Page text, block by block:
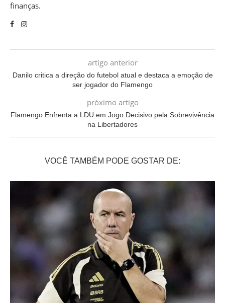
finanças.
artigo anterior
Danilo critica a direção do futebol atual e destaca a emoção de
ser jogador do Flamengo
próximo artigo
Flamengo Enfrenta a LDU em Jogo Decisivo pela Sobrevivência
na Libertadores
VOCÊ TAMBÉM PODE GOSTAR DE: